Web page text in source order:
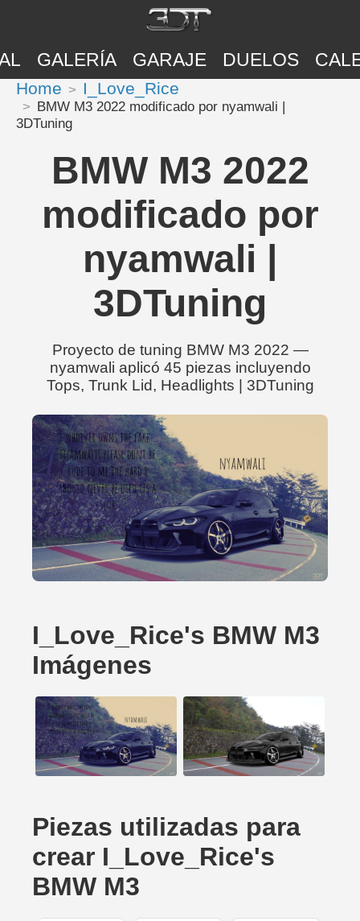
GALERÍA GARAJE DUELOS
Home I_Love_Rice
BMW M3 2022 modificado por nyamwali |
3DTuning
BMW M3 2022
modificado por
nyamwali |
3DTuning
Proyecto de tuning BMW M3 2022 —
nyamwali aplicó 45 piezas incluyendo
Tops, Trunk Lid, Headlights | 3DTuning
I_Love_Rice's BMW M3
Imágenes
Piezas utilizadas para
crear I_Love_Rice's
BMW M3